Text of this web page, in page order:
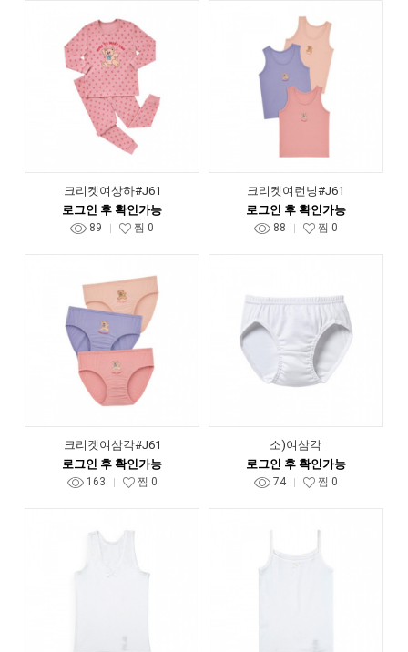
크리켓여상하#J61
로그인 후 확인가능
89 찜 0
크리켓여런닝#J61
로그인 후 확인가능
88 찜 0
크리켓여삼각#J61
로그인 후 확인가능
163 찜 0
소)여삼각
로그인 후 확인가능
74 찜 0